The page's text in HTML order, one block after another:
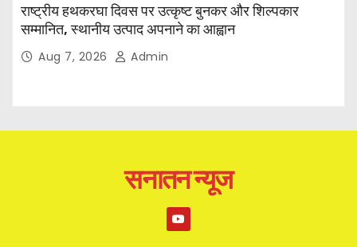
राष्ट्रीय हथकरघा दिवस पर उत्कृष्ट बुनकर और शिल्पकार
सम्मानित, स्थानीय उत्पाद अपनाने का आह्वान
Aug 7, 2026 Admin
सनातन न्यूज